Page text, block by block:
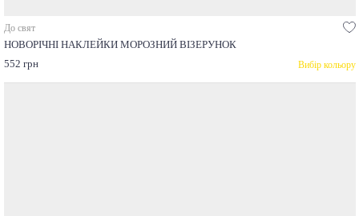
До свят
НОВОРІЧНІ НАКЛЕЙКИ МОРОЗНИЙ ВІЗЕРУНОК
552 грн
Вибір кольору